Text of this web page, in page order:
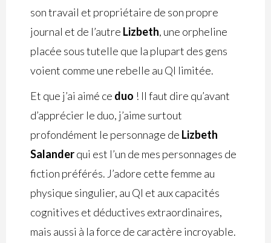
son travail et propriétaire de son propre
journal et de l’autre Lizbeth, une orpheline
placée sous tutelle que la plupart des gens
voient comme une rebelle au QI limitée.
Et que j’ai aimé ce duo ! Il faut dire qu’avant
d’apprécier le duo, j’aime surtout
profondément le personnage de Lizbeth
Salanderqui est l’un de mes personnages de
fiction préférés. J’adore cette femme au
physique singulier, au QI et aux capacités
cognitives et déductives extraordinaires,
mais aussi à la force de caractère incroyable.